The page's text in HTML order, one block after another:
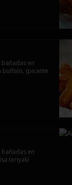
en
buffalo, (picante
en
teriyaki